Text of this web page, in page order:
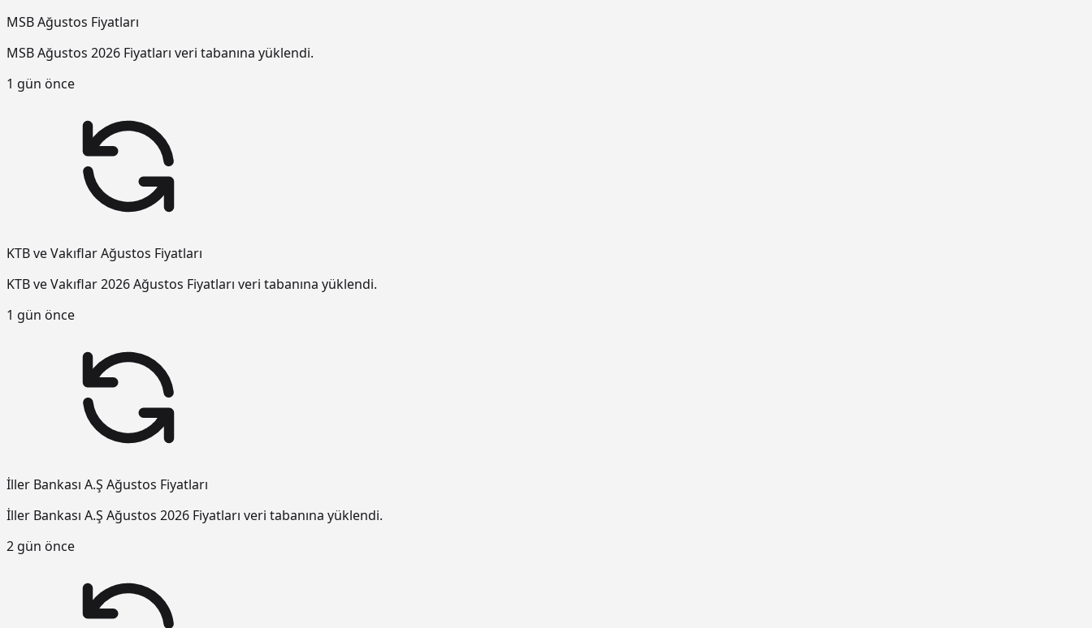
MSB Ağustos Fiyatları
MSB Ağustos 2026 Fiyatları veri tabanına yüklendi.
1 gün önce
KTB ve Vakıflar Ağustos Fiyatları
KTB ve Vakıflar 2026 Ağustos Fiyatları veri tabanına yüklendi.
1 gün önce
İller Bankası A.Ş Ağustos Fiyatları
İller Bankası A.Ş Ağustos 2026 Fiyatları veri tabanına yüklendi.
2 gün önce